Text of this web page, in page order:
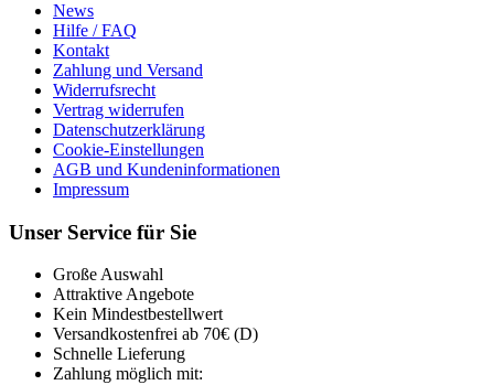
News
Hilfe / FAQ
Kontakt
Zahlung und Versand
Widerrufsrecht
Vertrag widerrufen
Datenschutzerklärung
Cookie-Einstellungen
AGB und Kundeninformationen
Impressum
Unser Service für Sie
Große Auswahl
Attraktive Angebote
Kein Mindestbestellwert
Versandkostenfrei ab 70€ (D)
Schnelle Lieferung
Zahlung möglich mit: